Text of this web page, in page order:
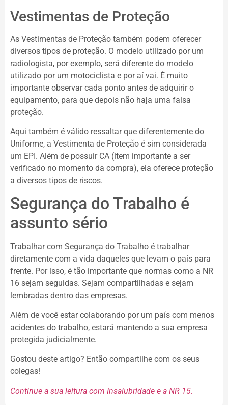
Vestimentas de Proteção
As Vestimentas de Proteção também podem oferecer
diversos tipos de proteção. O modelo utilizado por um
radiologista, por exemplo, será diferente do modelo
utilizado por um motociclista e por aí vai. É muito
importante observar cada ponto antes de adquirir o
equipamento, para que depois não haja uma falsa
proteção.
Aqui também é válido ressaltar que diferentemente do
Uniforme, a Vestimenta de Proteção é sim considerada
um EPI. Além de possuir CA (item importante a ser
verificado no momento da compra), ela oferece proteção
a diversos tipos de riscos.
Segurança do Trabalho é
assunto sério
Trabalhar com Segurança do Trabalho é trabalhar
diretamente com a vida daqueles que levam o país para
frente. Por isso, é tão importante que normas como a NR
16 sejam seguidas. Sejam compartilhadas e sejam
lembradas dentro das empresas.
Além de você estar colaborando por um país com menos
acidentes do trabalho, estará mantendo a sua empresa
protegida judicialmente.
Gostou deste artigo? Então compartilhe com os seus
colegas!
Continue a sua leitura com Insalubridade e a NR 15.